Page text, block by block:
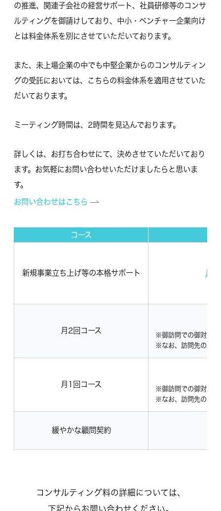
の推進、関連子会社の経営サポート、社員研修等のコンサ
ルティングを御請けしており、中小・ベンチャー企業向け
とは料金体系を別にさせていただいております。
また、未上場企業の中でも中堅企業からのコンサルティン
グの受託においては、こちらの料金体系を適用させていた
だいております。
ミーティング時間は、2時間を見込んでおります。
詳しくは、お打ち合わせにて、決めさせていただいており
ます。お気軽にお問い合わせいただけましたらと思いま
す。
お問い合わせはこちら
コース
新規事業立ち上げ等の本格サポート 月
月2回コース
※御訪問での御対応と
※なお、訪問先の地域
月1回コース
※御訪問での御対応と
※なお、訪問先の地域
緩やかな顧問契約
コンサルティング料の詳細については、
下記からお問い合わせください。